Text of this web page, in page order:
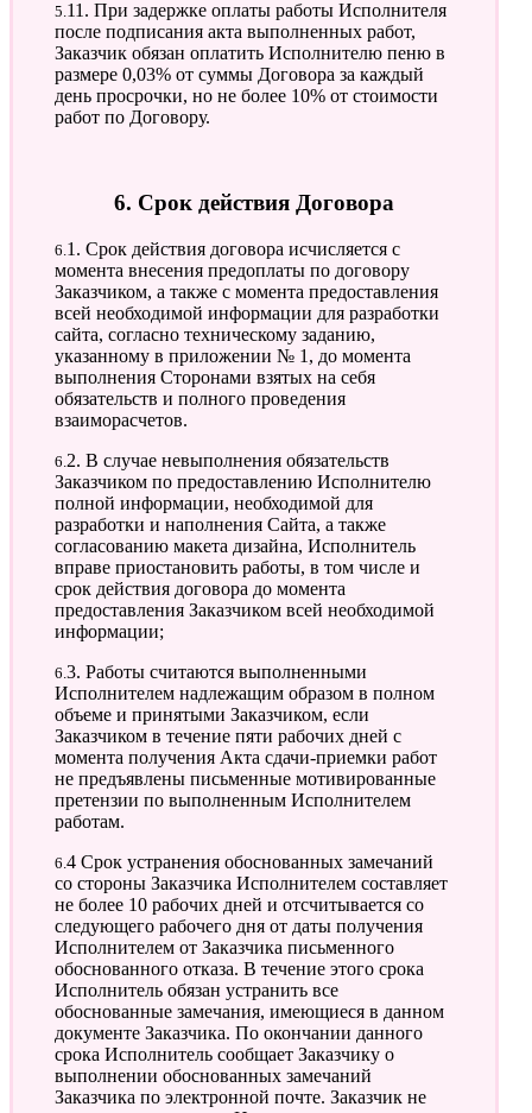
5.11. При задержке оплаты работы Исполнителя
после подписания акта выполненных работ,
Заказчик обязан оплатить Исполнителю пеню в
размере 0,03% от суммы Договора за каждый
день просрочки, но не более 10% от стоимости
работ по Договору.
6. Срок действия Договора
6.1. Срок действия договора исчисляется с
момента внесения предоплаты по договору
Заказчиком, а также с момента предоставления
всей необходимой информации для разработки
сайта, согласно техническому заданию,
указанному в приложении № 1, до момента
выполнения Сторонами взятых на себя
обязательств и полного проведения
взаиморасчетов.
6.2. В случае невыполнения обязательств
Заказчиком по предоставлению Исполнителю
полной информации, необходимой для
разработки и наполнения Сайта, а также
согласованию макета дизайна, Исполнитель
вправе приостановить работы, в том числе и
срок действия договора до момента
предоставления Заказчиком всей необходимой
информации;
6.3. Работы считаются выполненными
Исполнителем надлежащим образом в полном
объеме и принятыми Заказчиком, если
Заказчиком в течение пяти рабочих дней с
момента получения Акта сдачи-приемки работ
не предъявлены письменные мотивированные
претензии по выполненным Исполнителем
работам.
6.4 Срок устранения обоснованных замечаний
со стороны Заказчика Исполнителем составляет
не более 10 рабочих дней и отсчитывается со
следующего рабочего дня от даты получения
Исполнителем от Заказчика письменного
обоснованного отказа. В течение этого срока
Исполнитель обязан устранить все
обоснованные замечания, имеющиеся в данном
документе Заказчика. По окончании данного
срока Исполнитель сообщает Заказчику о
выполнении обоснованных замечаний
Заказчика по электронной почте. Заказчик не